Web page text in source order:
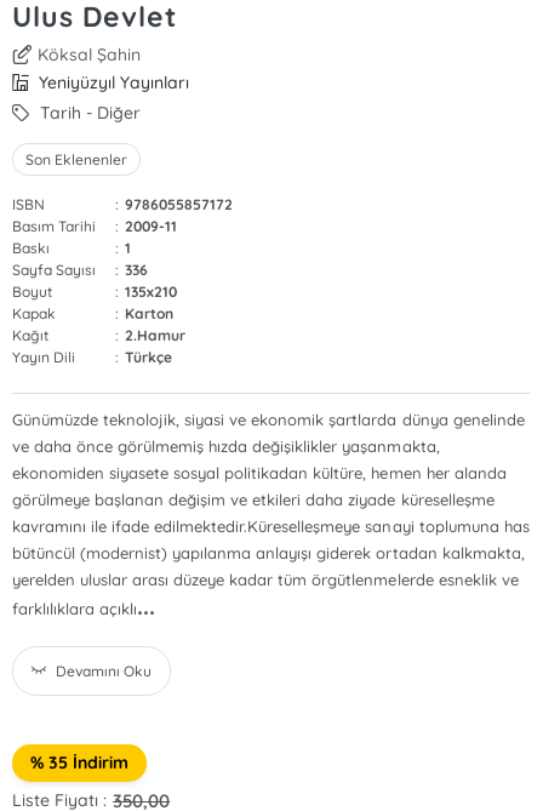
Ulus Devlet
Köksal Şahin
Yeniyüzyıl Yayınları
Tarih - Diğer
Son Eklenenler
ISBN : 9786055857172
Basım Tarihi
: 2009-11
Baskı
: 1
Sayfa Sayısı
: 336
Boyut
: 135x210
Kapak
: Karton
Kağıt
: 2.Hamur
Yayın Dili
: Türkçe
Günümüzde teknolojik, siyasi ve ekonomik şartlarda dünya genelinde
ve daha önce görülmemiş hızda değişiklikler yaşanmakta,
ekonomiden siyasete sosyal politikadan kültüre, hemen her alanda
görülmeye başlanan değişim ve etkileri daha ziyade küreselleşme
kavramını ile ifade edilmektedir.Küreselleşmeye sanayi toplumuna has
bütüncül (modernist) yapılanma anlayışı giderek ortadan kalkmakta,
yerelden uluslar arası düzeye kadar tüm örgütlenmelerde esneklik ve
farklılıklara açıklı...
Devamını Oku
% 35 İndirim
Liste Fiyatı : 350,00